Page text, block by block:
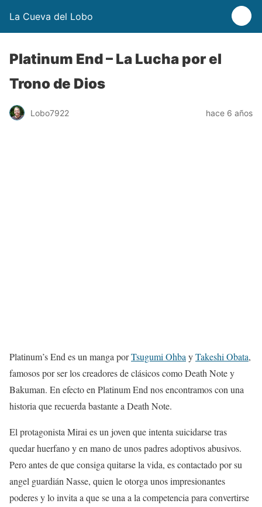
La Cueva del Lobo
Platinum End – La Lucha por el
Trono de Dios
Lobo7922 hace 6 años
Platinum’s End es un manga porTsugumi OhbayTakeshi Obata,
famosos por ser los creadores de clásicos como Death Note y
Bakuman. En efecto en Platinum End nos encontramos con una
historia que recuerda bastante a Death Note.
El protagonista Mirai es un joven que intenta suicidarse tras
quedar huerfano y en mano de unos padres adoptivos abusivos.
Pero antes de que consiga quitarse la vida, es contactado por su
angel guardián Nasse, quien le otorga unos impresionantes
poderes y lo invita a que se una a la competencia para convertirse